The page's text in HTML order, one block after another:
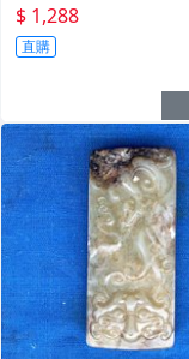
$ 1,288
直購